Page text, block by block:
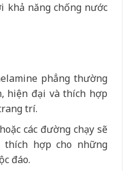
khả năng chống nước
phẳng thường
hiện đại và thích hợp
trí.
các đường chạy sẽ
hợp cho những
đáo.